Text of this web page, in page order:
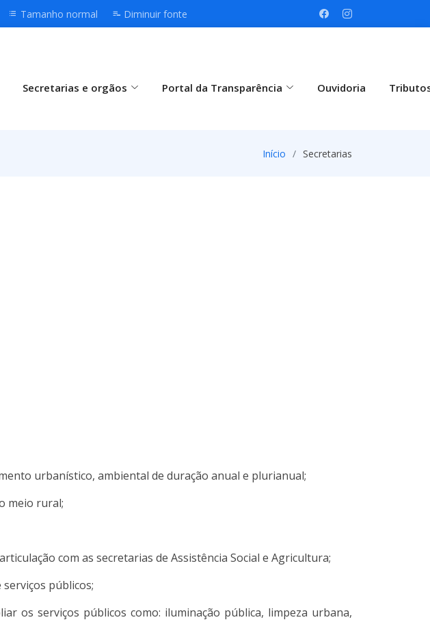
Tamanho normal Diminuir fonte
Secretarias e orgãos Portal da Transparência Ouvidoria
Início Secretarias
urbanístico, ambiental de duração anual e plurianual;
meio rural;
com as secretarias de Assistência Social e Agricultura;
públicos;
os serviços públicos como: iluminação pública, limpeza urbana,